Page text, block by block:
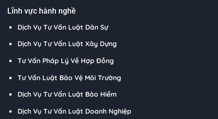
Lĩnh vực hành nghề
Dịch Vụ Tư Vấn Luật Dân Sự
Dịch Vụ Tư Vấn Luật Xây Dựng
Tư Vấn Pháp Lý Về Hợp Đồng
Tư Vấn Luật Bảo Vệ Môi Trường
Dịch Vụ Tư Vấn Luật Bảo Hiểm
Dịch Vụ Tư Vấn Luật Doanh Nghiệp